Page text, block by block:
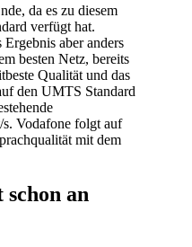
da es zu diesem
verfügt hat.
aber anders
besten Netz, bereits
Qualität und das
den UMTS Standard
Vodafone folgt auf
mit dem
an